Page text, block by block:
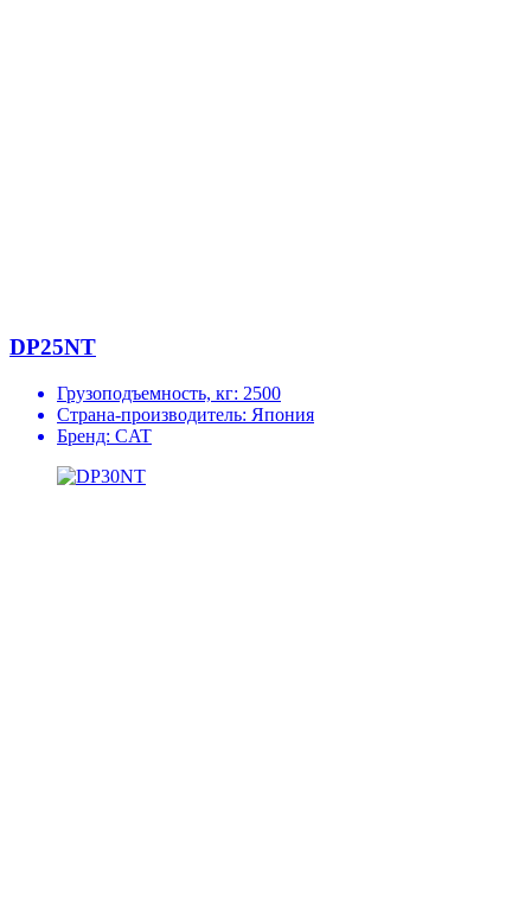
DP25NT
Грузоподъемность, кг: 2500
Страна-производитель: Япония
Бренд: CAT